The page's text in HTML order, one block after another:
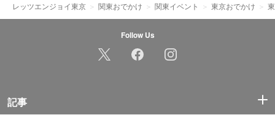
レッツエンジョイ東京 関東おでかけ 関東イベント 東京おでかけ
Follow Us
記事